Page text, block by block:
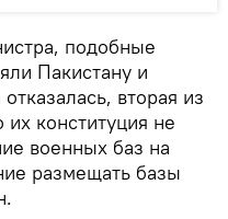
подобные
Пакистану и
вторая из
их конституция не
военных баз на
размещать базы